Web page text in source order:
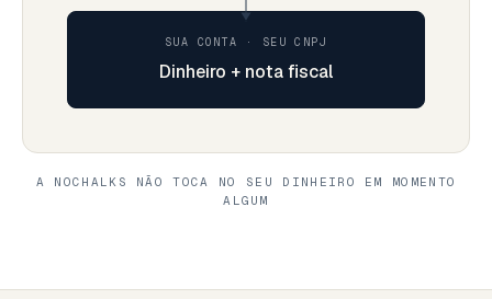
SUA CONTA · SEU CNPJ
Dinheiro + nota fiscal
A NOCHALKS NÃO TOCA NO SEU DINHEIRO EM MOMENTO
ALGUM